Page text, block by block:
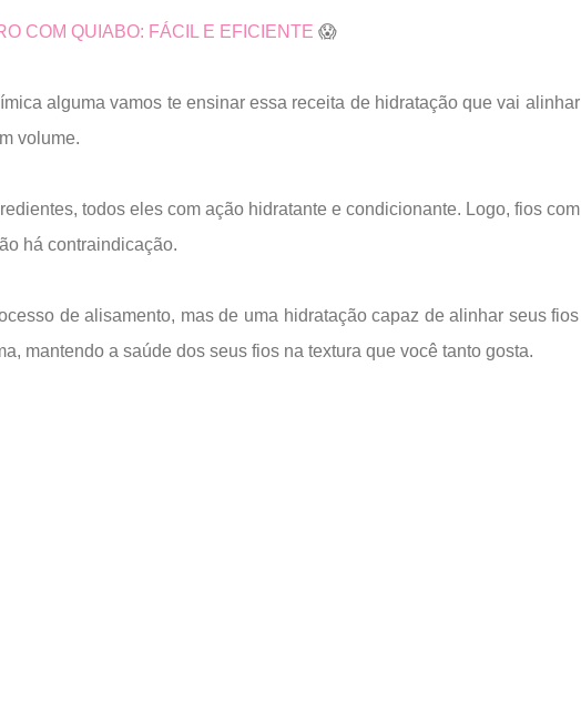
COM QUIABO: FÁCIL E EFICIENTE 😱
alguma vamos te ensinar essa receita de hidratação que vai alinhar
volume.
todos eles com ação hidratante e condicionante. Logo, fios com
há contraindicação.
de alisamento, mas de uma hidratação capaz de alinhar seus fios
mantendo a saúde dos seus fios na textura que você tanto gosta.